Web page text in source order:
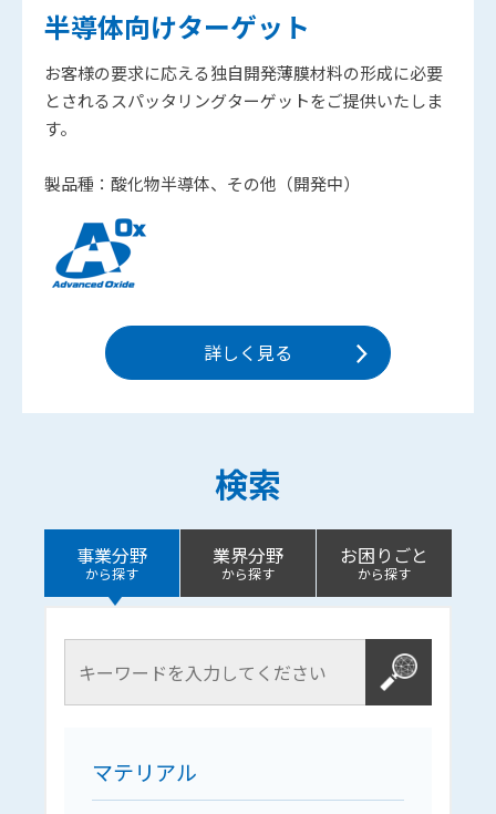
半導体向けターゲット
お客様の要求に応える独自開発薄膜材料の形成に必要
とされるスパッタリングターゲットをご提供いたしま
す。
製品種：酸化物半導体、その他（開発中）
詳しく見る
検索
事業分野
から探す
業界分野
から探す
お困りごと
から探す
マテリアル